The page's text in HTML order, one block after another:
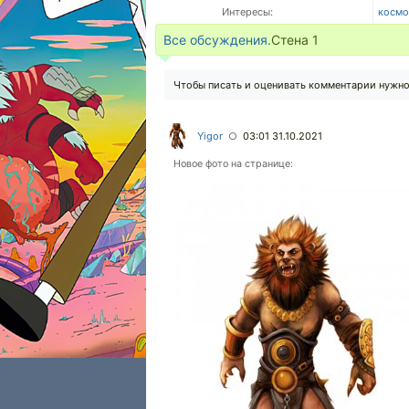
Интересы:
Все обсуждения.Стена 1
Чтобы писать и оценивать комментарии
Yigor ○ 03:01 31.10.2021
Новое фото на странице: